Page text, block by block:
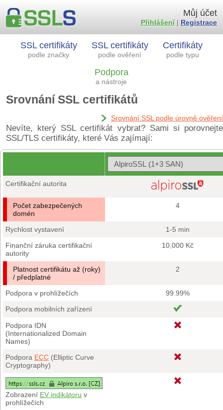
SSL certifikáty
podle značky
SSL certifikáty
podle ověření
Certifikáty
podle typu
Podpora
a nástroje
Můj účet
Přihlášení| Registrace
Srovnání SSL certifikátů
Srovnání SSL podle úrovně ověření
Nevíte, který SSL certifikát vybrat? Sami si porovnejte
SSL/TLS certifikáty, které Vás zajímají:
Certifikační autorita
Počet zabezpečených
domén
4
Rychlost vystavení
1-5 min
Finanční záruka certifikační
autority
10,000 Kč
Platnost certifikátu až (roky)
/ předplatné
2
Podpora v prohlížečích
99.99%
Podpora mobilních zařízení
Podpora IDN
(Internationalized Domain
Names)
Podpora ECC (Elliptic Curve
Cryptography)
Zobrazení EV indikátoru v
prohlížečích